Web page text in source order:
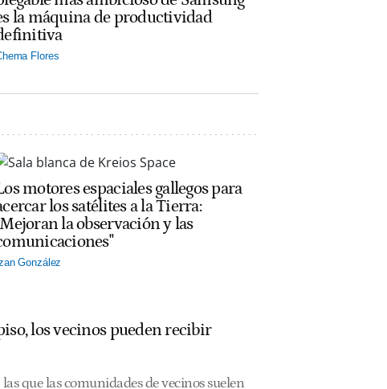
la máquina de productividad
Flores
motores espaciales gallegos para
los satélites a la Tierra:
la observación y las
González
los vecinos pueden recibir
que las comunidades de vecinos suelen